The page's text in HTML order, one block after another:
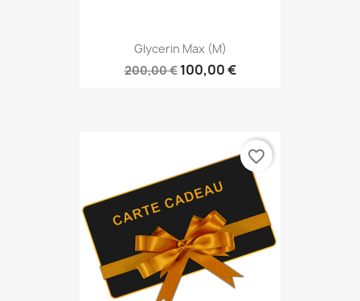
Glycerin Max (M)
200,00 € 100,00 €
favorite_border